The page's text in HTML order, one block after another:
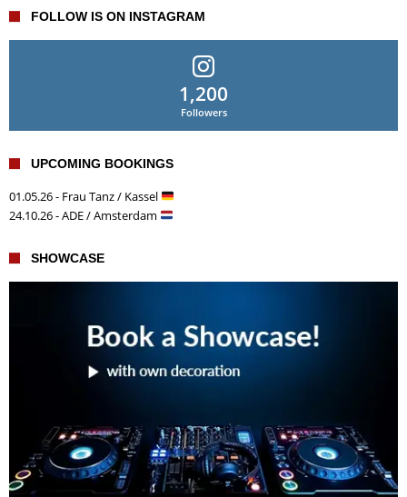
FOLLOW IS ON INSTAGRAM
1,200
Followers
UPCOMING BOOKINGS
01.05.26 - Frau Tanz / Kassel
24.10.26 - ADE / Amsterdam
SHOWCASE